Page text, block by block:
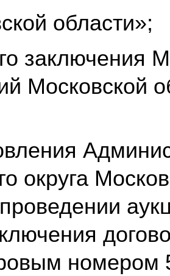
области»;
заключения
Московской
округа
номером